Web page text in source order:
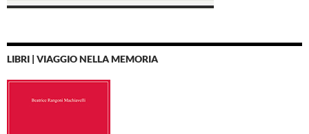
LIBRI | VIAGGIO NELLA MEMORIA